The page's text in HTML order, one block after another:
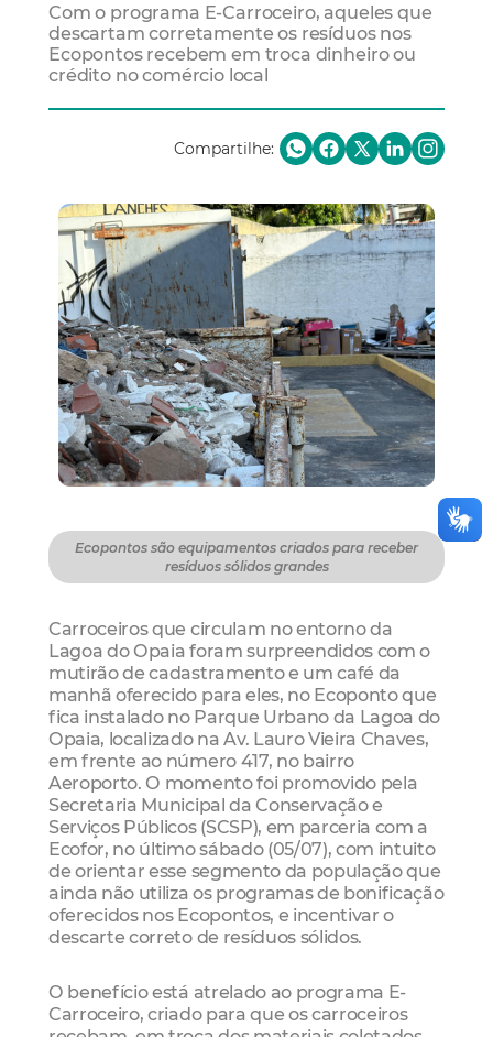
Com o programa E-Carroceiro, aqueles que
descartam corretamente os resíduos nos
Ecopontos recebem em troca dinheiro ou
crédito no comércio local
Compartilhe:
Ecopontos são equipamentos criados para receber
resíduos sólidos grandes
Carroceiros que circulam no entorno da
Lagoa do Opaia foram surpreendidos com o
mutirão de cadastramento e um café da
manhã oferecido para eles, no Ecoponto que
fica instalado no Parque Urbano da Lagoa do
Opaia, localizado na Av. Lauro Vieira Chaves,
em frente ao número 417, no bairro
Aeroporto. O momento foi promovido pela
Secretaria Municipal da Conservação e
Serviços Públicos (SCSP), em parceria com a
Ecofor, no último sábado (05/07), com intuito
de orientar esse segmento da população que
ainda não utiliza os programas de bonificação
oferecidos nos Ecopontos, e incentivar o
descarte correto de resíduos sólidos.
O benefício está atrelado ao programa E-
Carroceiro, criado para que os carroceiros